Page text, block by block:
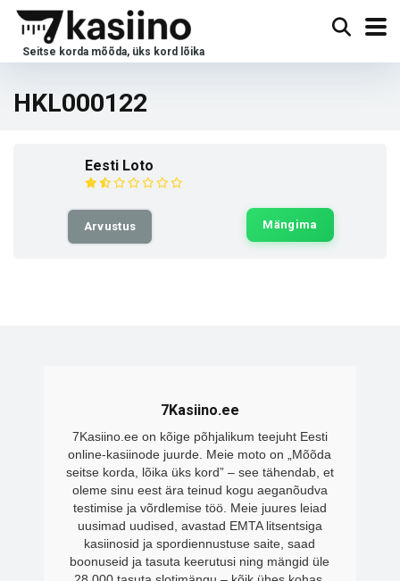
HKL000122
Eesti Loto
Arvustus Mängima
7Kasiino.ee
7Kasiino.ee on kõige põhjalikum teejuht Eesti
online-kasiinode juurde. Meie moto on „Mõõda
seitse korda, lõika üks kord” – see tähendab, et
oleme sinu eest ära teinud kogu aeganõudva
testimise ja võrdlemise töö. Meie juures leiad
uusimad uudised, avastad EMTA litsentsiga
kasiinosid ja spordiennustuse saite, saad
boonuseid ja tasuta keerutusi ning mängid üle